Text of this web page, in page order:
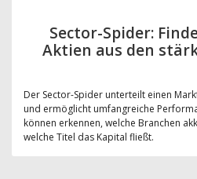
Sector-Spider:
Aktien aus den
Der Sector-Spider unterteilt einen
und ermöglicht umfangreiche
können erkennen, welche Branchen
welche Titel das Kapital fließt.